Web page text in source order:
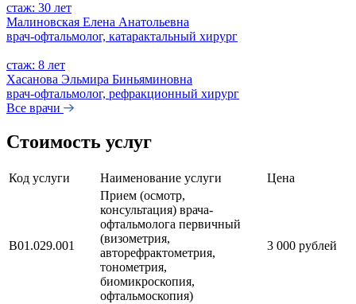
стаж: 30 лет
Малиновская Елена Анатольевна
врач-офтальмолог, катарактальный хирург
стаж: 8 лет
Хасанова Эльмира Биньяминовна
врач-офтальмолог, рефракционный хирург
Все врачи
Стоимость услуг
Код услуги Наименование услуги Цена
В01.029.001
Прием (осмотр,
консультация) врача-
офтальмолога первичный
(визометрия,
авторефрактометрия,
тонометрия,
биомикроскопия,
офтальмоскопия)
3 000 рублей